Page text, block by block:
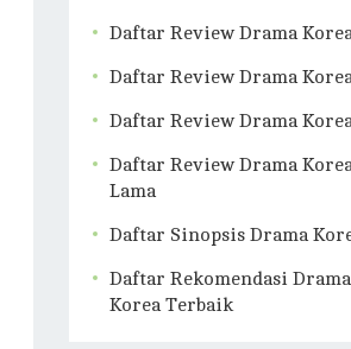
Daftar Review Drama
Daftar Review Drama
Daftar Review Drama
Daftar Review Drama
Lama
Daftar Sinopsis Drama
Daftar Rekomendasi Drama
Korea Terbaik